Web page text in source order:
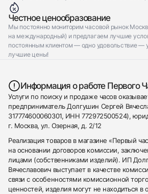
Честное ценообразование
Мы постоянно мониторим часовой рынок
на международный) и предлагаем лучшие
постоянным клиентом — одно удовольствие —
лучшие цены!
Информация о работе Первого
Услуги по поиску и продаже часов
предприниматель Долгушин Сергей
317774600060301, ИНН 772972500524),
г. Москва, ул. Озерная, д. 2/12
Реализация товаров в магазине «Первый
на основании договоров комиссии,
лицами (собственниками изделий). ИП
Вячеславович выступает в качестве
связи с особенностями комиссионной
ценностей, изделия могут не находиться в